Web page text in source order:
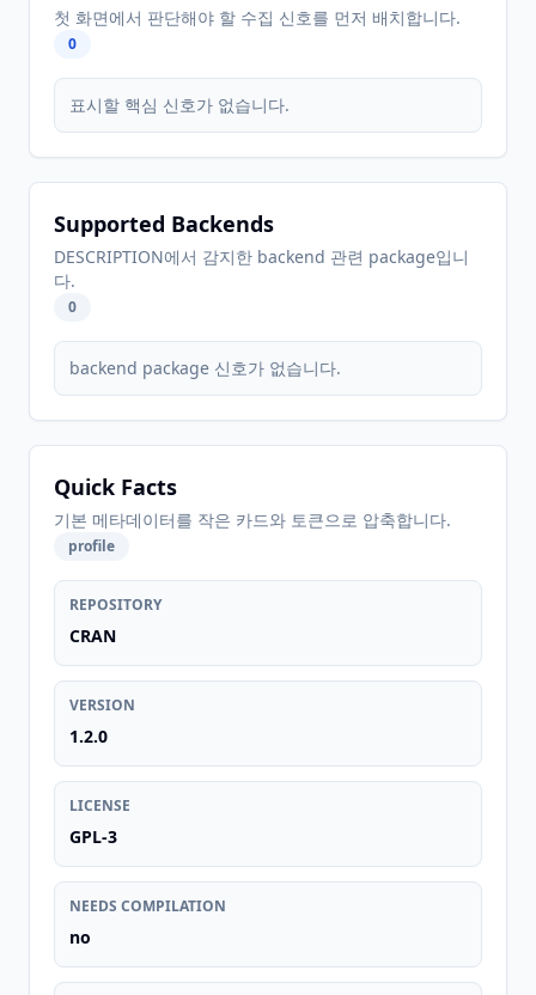
첫 화면에서 판단해야 할 수집 신호를 먼저 배치합니다.
0
표시할 핵심 신호가 없습니다.
Supported Backends
DESCRIPTION에서 감지한 backend 관련 package입니
다.
0
backend package 신호가 없습니다.
Quick Facts
기본 메타데이터를 작은 카드와 토큰으로 압축합니다.
profile
REPOSITORY
CRAN
VERSION
1.2.0
LICENSE
GPL-3
NEEDS COMPILATION
no